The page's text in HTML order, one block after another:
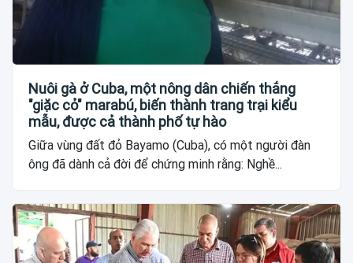
Nuôi gà ở Cuba, một nông dân chiến thắng
"giặc cỏ" marabú, biến thành trang trại kiểu
mẫu, được cả thành phố tự hào
Giữa vùng đất đỏ Bayamo (Cuba), có một người đàn
ông đã dành cả đời để chứng minh rằng: Nghề...